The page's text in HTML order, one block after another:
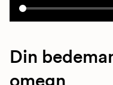
Din
omegn